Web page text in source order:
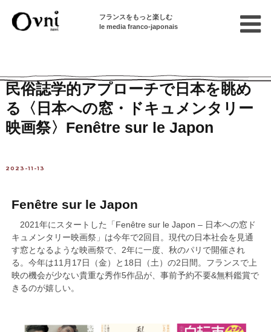
フランスをもっと楽しむ
le media franco-japonais
民俗誌学的アプローチで日本を眺め
る〈日本への窓・ドキュメンタリー
映画祭〉Fenêtre sur le Japon
2023-11-13
Fenêtre sur le Japon
2021年にスタートした「Fenêtre sur le Japon – 日本への窓ド
キュメンタリー映画祭」は今年で2回目。現代の日本社会を見通
す窓となるような映画祭で、2年に一度、秋のパリで開催され
る。今年は11月17日（金）と18日（土）の2日間。フランスで上
映の機会が少ない貴重な秀作5作品が、事前予約不要&無料鑑賞で
きるのが嬉しい。